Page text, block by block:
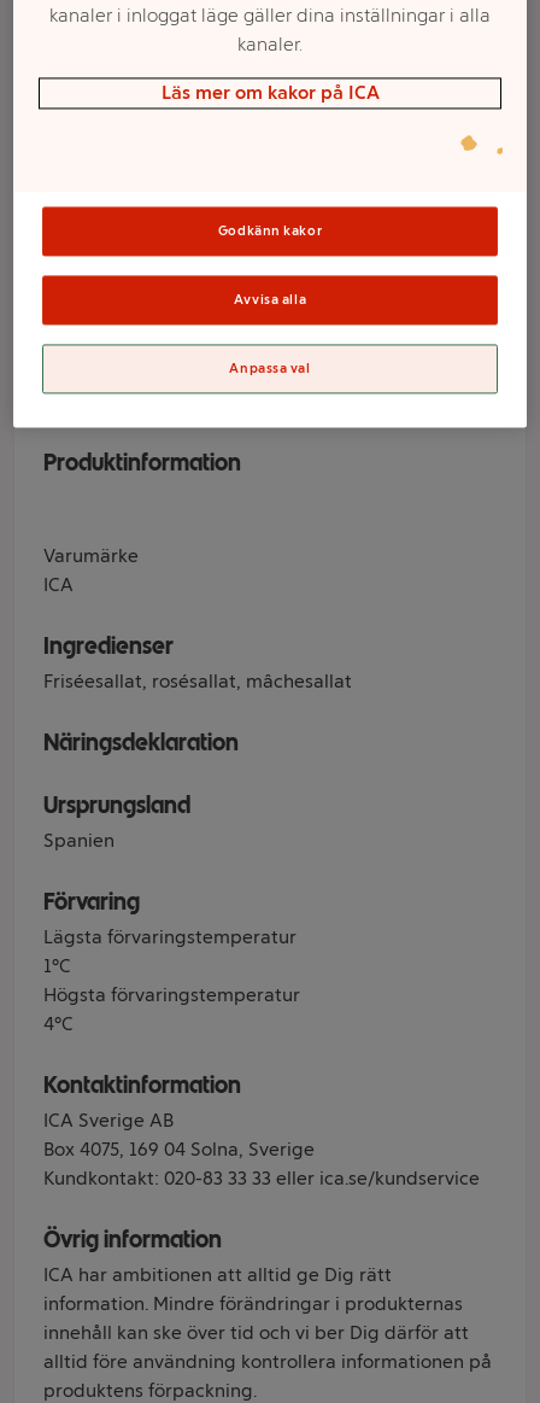
Provensalsk
sallad 150g ICA
ICA
Produktinformation
Varumärke
ICA
Ingredienser
Friséesallat, rosésallat, mâchesallat
Näringsdeklaration
Ursprungsland
Spanien
Förvaring
Lägsta förvaringstemperatur
1°C
Högsta förvaringstemperatur
4°C
Kontaktinformation
ICA Sverige AB
Box 4075, 169 04 Solna, Sverige
Kundkontakt: 020-83 33 33 eller ica.se/kundservice
Övrig information
ICA har ambitionen att alltid ge Dig rätt
information. Mindre förändringar i produkternas
innehåll kan ske över tid och vi ber Dig därför att
alltid före användning kontrollera informationen på
produktens förpackning.
Välj butik och handla
Sortimentet kan variera mellan butikerna
kanaler i inloggat läge gäller dina inställningar i alla
kanaler.
Läs mer om kakor på ICA
Godkänn kakor
Avvisa alla
Anpassa val